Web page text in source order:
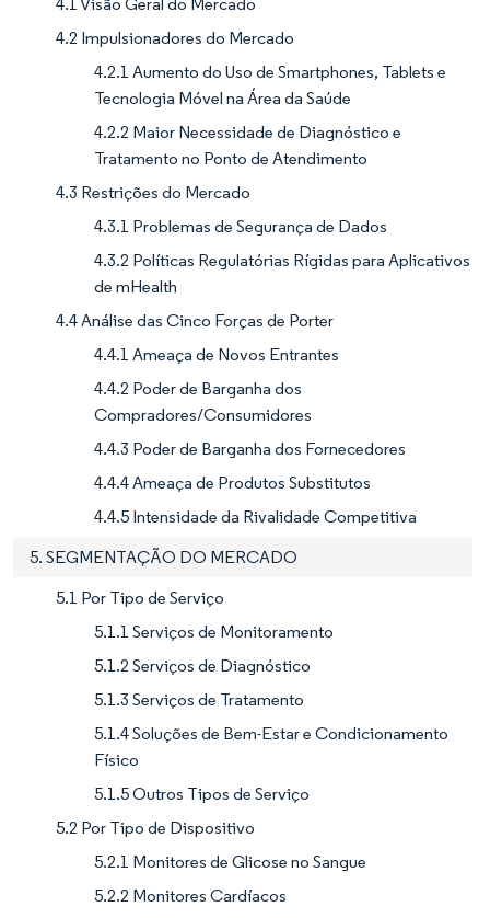
4.2 Impulsionadores do Mercado
4.2.1 Aumento do Uso de Smartphones, Tablets e
Tecnologia Móvel na Área da Saúde
4.2.2 Maior Necessidade de Diagnóstico e
Tratamento no Ponto de Atendimento
4.3 Restrições do Mercado
4.3.1 Problemas de Segurança de Dados
4.3.2 Políticas Regulatórias Rígidas para Aplicativos
de mHealth
4.4 Análise das Cinco Forças de Porter
4.4.1 Ameaça de Novos Entrantes
4.4.2 Poder de Barganha dos
Compradores/Consumidores
4.4.3 Poder de Barganha dos Fornecedores
4.4.4 Ameaça de Produtos Substitutos
4.4.5 Intensidade da Rivalidade Competitiva
5. SEGMENTAÇÃO DO MERCADO
5.1 Por Tipo de Serviço
5.1.1 Serviços de Monitoramento
5.1.2 Serviços de Diagnóstico
5.1.3 Serviços de Tratamento
5.1.4 Soluções de Bem-Estar e Condicionamento
Físico
5.1.5 Outros Tipos de Serviço
5.2 Por Tipo de Dispositivo
5.2.1 Monitores de Glicose no Sangue
5.2.2 Monitores Cardíacos